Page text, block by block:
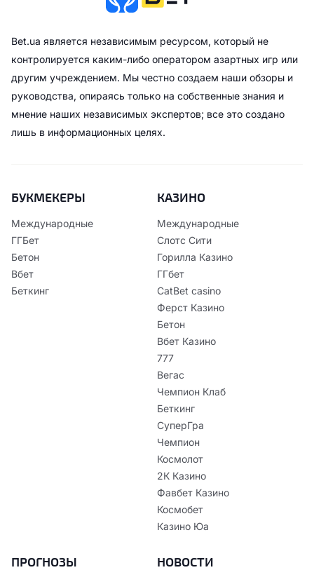
Bet.ua является независимым ресурсом, который не
контролируется каким-либо оператором азартных игр или
другим учреждением. Мы честно создаем наши обзоры и
руководства, опираясь только на собственные знания и
мнение наших независимых экспертов; все это создано
лишь в информационных целях.
БУКМЕКЕРЫ
Международные
ГГБет
Бетон
Вбет
Беткинг
КАЗИНО
Международные
Слотс Сити
Горилла Казино
ГГбет
CatBet casino
Ферст Казино
Бетон
Вбет Казино
777
Вегас
Чемпион Клаб
Беткинг
СуперГра
Чемпион
Космолот
2К Казино
Фавбет Казино
Космобет
Казино Юа
ПРОГНОЗЫ НОВОСТИ